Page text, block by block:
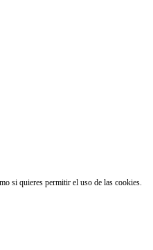
si quieres permitir el uso de las cookies.